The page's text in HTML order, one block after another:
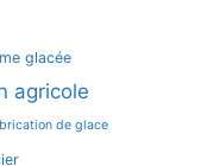
glacée
agricole
de glace